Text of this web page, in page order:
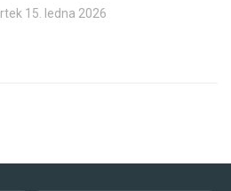
15. ledna 2026